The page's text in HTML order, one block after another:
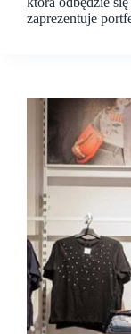
zaprezentuje